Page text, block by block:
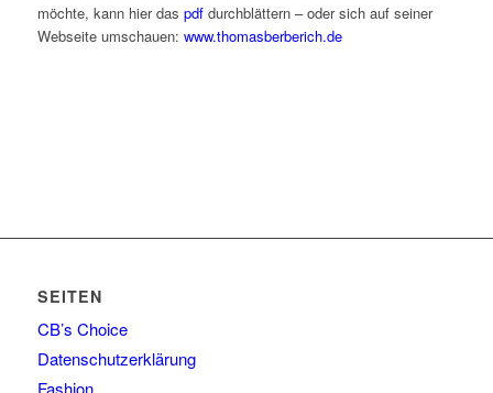
möchte, kann hier das pdfdurchblättern – oder sich auf seiner
Webseite umschauen: www.thomasberberich.de
SEITEN
CB’s Choice
Datenschutzerklärung
Fashion